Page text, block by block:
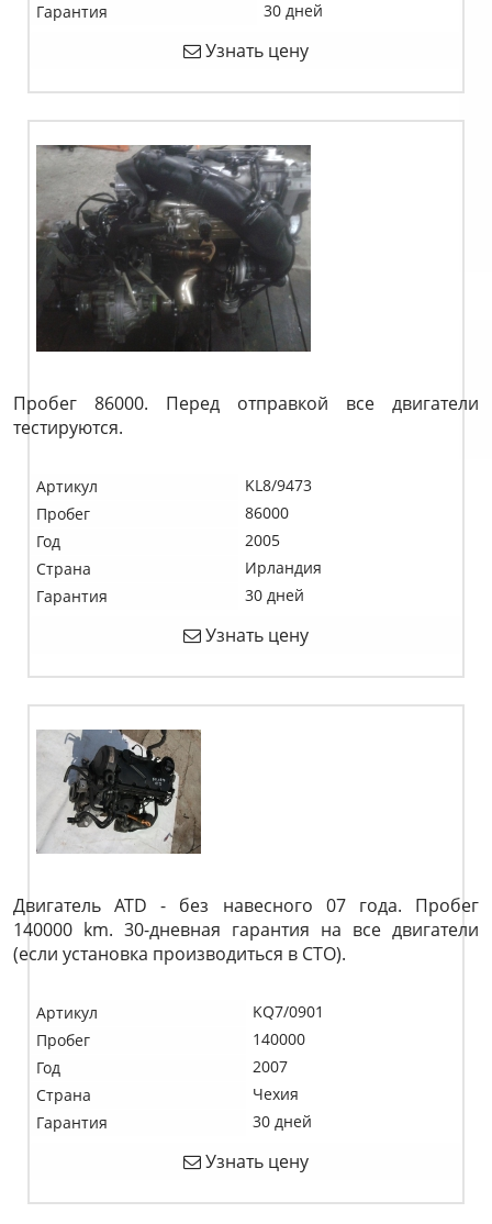
Гарантия 30 дней
Узнать цену
Пробег 86000. Перед отправкой все двигатели
тестируются.
Артикул
KL8/9473
Пробег
86000
Год
2005
Страна
Ирландия
Гарантия
30 дней
Узнать цену
Двигатель ATD - без навесного 07 года. Пробег
140000 km. 30-дневная гарантия на все двигатели
(если установка производиться в СТО).
Артикул
KQ7/0901
Пробег
140000
Год
2007
Страна
Чехия
Гарантия
30 дней
Узнать цену